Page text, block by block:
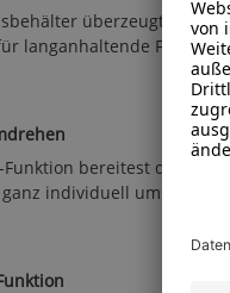
überzeugt
langanhaltende Freude
bereitest du
individuell umsetzen.